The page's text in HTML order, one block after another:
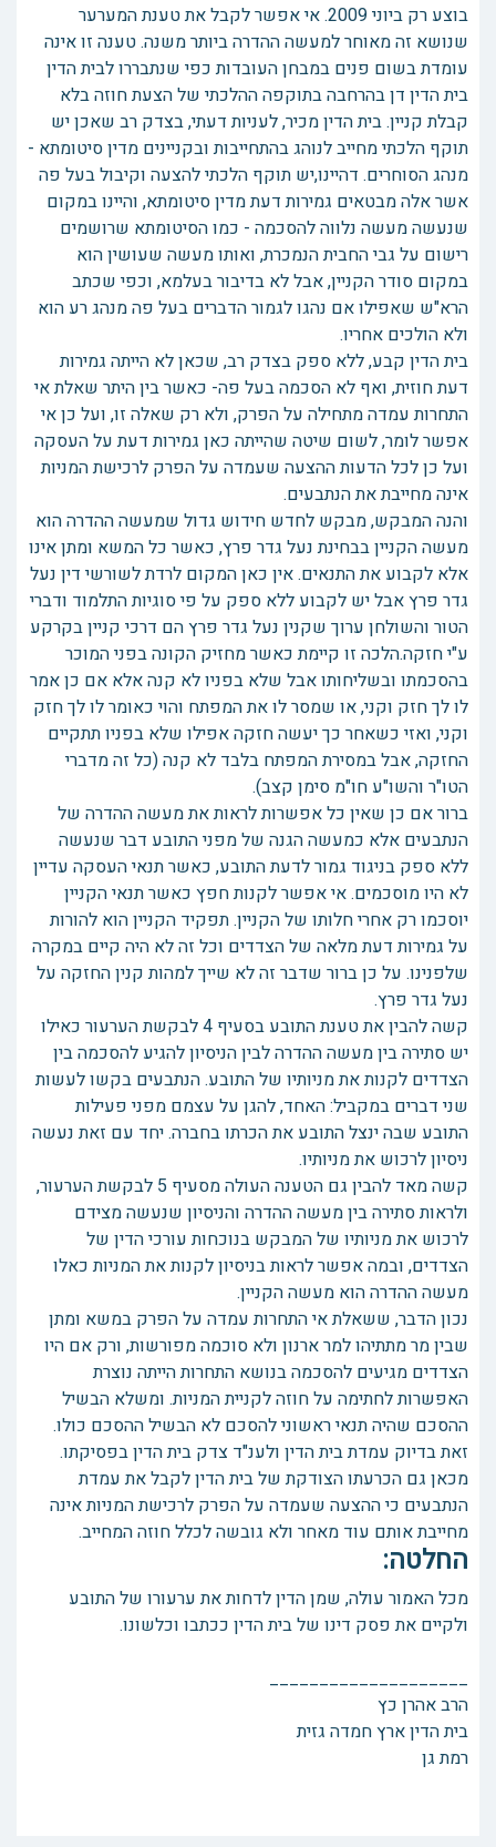
בוצע רק ביוני 2009. אי אפשר לקבל את טענת המערער
שנושא זה מאוחר למעשה ההדרה ביותר משנה. טענה זו אינה
עומדת בשום פנים במבחן העובדות כפי שנתבררו לבית הדין
בית הדין דן בהרחבה בתוקפה ההלכתי של הצעת חוזה בלא
קבלת קניין. בית הדין מכיר, לעניות דעתי, בצדק רב שאכן יש
תוקף הלכתי מחייב לנוהג בהתחייבות ובקניינים מדין סיטומתא -
מנהג הסוחרים. דהיינו,יש תוקף הלכתי להצעה וקיבול בעל פה
אשר אלה מבטאים גמירות דעת מדין סיטומתא, והיינו במקום
שנעשה מעשה נלווה להסכמה - כמו הסיטומתא שרושמים
רישום על גבי החבית הנמכרת, ואותו מעשה שעושין הוא
במקום סודר הקניין, אבל לא בדיבור בעלמא, וכפי שכתב
הרא"ש שאפילו אם נהגו לגמור הדברים בעל פה מנהג רע הוא
ולא הולכים אחריו.
בית הדין קבע, ללא ספק בצדק רב, שכאן לא הייתה גמירות
דעת חוזית, ואף לא הסכמה בעל פה- כאשר בין היתר שאלת אי
התחרות עמדה מתחילה על הפרק, ולא רק שאלה זו, ועל כן אי
אפשר לומר, לשום שיטה שהייתה כאן גמירות דעת על העסקה
ועל כן לכל הדעות ההצעה שעמדה על הפרק לרכישת המניות
אינה מחייבת את הנתבעים.
והנה המבקש, מבקש לחדש חידוש גדול שמעשה ההדרה הוא
מעשה הקניין בבחינת נעל גדר פרץ, כאשר כל המשא ומתן אינו
אלא לקבוע את התנאים. אין כאן המקום לרדת לשורשי דין נעל
גדר פרץ אבל יש לקבוע ללא ספק על פי סוגיות התלמוד ודברי
הטור והשולחן ערוך שקנין נעל גדר פרץ הם דרכי קניין בקרקע
ע"י חזקה.הלכה זו קיימת כאשר מחזיק הקונה בפני המוכר
בהסכמתו ובשליחותו אבל שלא בפניו לא קנה אלא אם כן אמר
לו לך חזק וקני, או שמסר לו את המפתח והוי כאומר לו לך חזק
וקני, ואזי כשאחר כך יעשה חזקה אפילו שלא בפניו תתקיים
החזקה, אבל במסירת המפתח בלבד לא קנה (כל זה מדברי
הטו"ר והשו"ע חו"מ סימן קצב).
ברור אם כן שאין כל אפשרות לראות את מעשה ההדרה של
הנתבעים אלא כמעשה הגנה של מפני התובע דבר שנעשה
ללא ספק בניגוד גמור לדעת התובע, כאשר תנאי העסקה עדיין
לא היו מוסכמים. אי אפשר לקנות חפץ כאשר תנאי הקניין
יוסכמו רק אחרי חלותו של הקניין. תפקיד הקניין הוא להורות
על גמירות דעת מלאה של הצדדים וכל זה לא היה קיים במקרה
שלפנינו. על כן ברור שדבר זה לא שייך למהות קנין החזקה על
נעל גדר פרץ.
קשה להבין את טענת התובע בסעיף 4 לבקשת הערעור כאילו
יש סתירה בין מעשה ההדרה לבין הניסיון להגיע להסכמה בין
הצדדים לקנות את מניותיו של התובע. הנתבעים בקשו לעשות
שני דברים במקביל: האחד, להגן על עצמם מפני פעילות
התובע שבה ינצל התובע את הכרתו בחברה. יחד עם זאת נעשה
ניסיון לרכוש את מניותיו.
קשה מאד להבין גם הטענה העולה מסעיף 5 לבקשת הערעור,
ולראות סתירה בין מעשה ההדרה והניסיון שנעשה מצידם
לרכוש את מניותיו של המבקש בנוכחות עורכי הדין של
הצדדים, ובמה אפשר לראות בניסיון לקנות את המניות כאלו
מעשה ההדרה הוא מעשה הקניין.
נכון הדבר, ששאלת אי התחרות עמדה על הפרק במשא ומתן
שבין מר מתתיהו למר ארנון ולא סוכמה מפורשות, ורק אם היו
הצדדים מגיעים להסכמה בנושא התחרות הייתה נוצרת
האפשרות לחתימה על חוזה לקניית המניות. ומשלא הבשיל
ההסכם שהיה תנאי ראשוני להסכם לא הבשיל ההסכם כולו.
זאת בדיוק עמדת בית הדין ולענ"ד צדק בית הדין בפסיקתו.
מכאן גם הכרעתו הצודקת של בית הדין לקבל את עמדת
הנתבעים כי ההצעה שעמדה על הפרק לרכישת המניות אינה
מחייבת אותם עוד מאחר ולא גובשה לכלל חוזה המחייב.
החלטה:
מכל האמור עולה, שמן הדין לדחות את ערעורו של התובע
ולקיים את פסק דינו של בית הדין ככתבו וכלשונו.
____________________
הרב אהרן כץ
בית הדין ארץ חמדה גזית
רמת גן